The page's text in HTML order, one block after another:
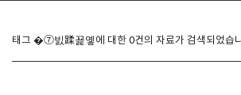
태그 �⑦빐蹂꾩옣에 대한 0건의 자료가 검색되었습